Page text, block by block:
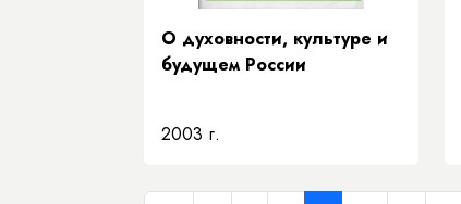
О духовности, культуре и
будущем России
2003 г.